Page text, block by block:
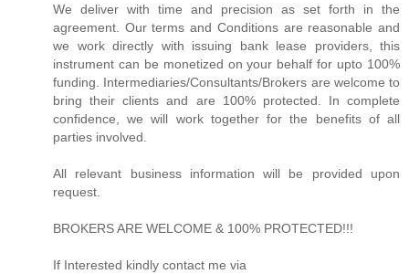
We deliver with time and precision as set forth in the
agreement. Our terms and Conditions are reasonable and
we work directly with issuing bank lease providers, this
instrument can be monetized on your behalf for upto 100%
funding. Intermediaries/Consultants/Brokers are welcome to
bring their clients and are 100% protected. In complete
confidence, we will work together for the benefits of all
parties involved.
All relevant business information will be provided upon
request.
BROKERS ARE WELCOME & 100% PROTECTED!!!
If Interested kindly contact me via